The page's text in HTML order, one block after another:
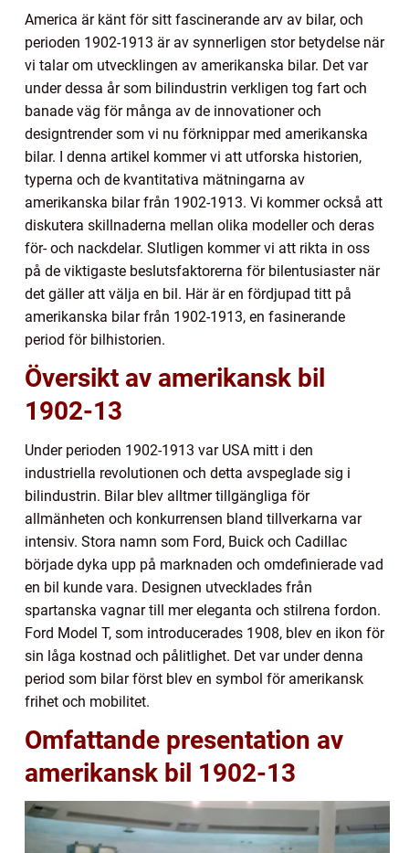
America är känt för sitt fascinerande arv av bilar, och
perioden 1902-1913 är av synnerligen stor betydelse när
vi talar om utvecklingen av amerikanska bilar. Det var
under dessa år som bilindustrin verkligen tog fart och
banade väg för många av de innovationer och
designtrender som vi nu förknippar med amerikanska
bilar. I denna artikel kommer vi att utforska historien,
typerna och de kvantitativa mätningarna av
amerikanska bilar från 1902-1913. Vi kommer också att
diskutera skillnaderna mellan olika modeller och deras
för- och nackdelar. Slutligen kommer vi att rikta in oss
på de viktigaste beslutsfaktorerna för bilentusiaster när
det gäller att välja en bil. Här är en fördjupad titt på
amerikanska bilar från 1902-1913, en fasinerande
period för bilhistorien.
Översikt av amerikansk bil
1902-13
Under perioden 1902-1913 var USA mitt i den
industriella revolutionen och detta avspeglade sig i
bilindustrin. Bilar blev alltmer tillgängliga för
allmänheten och konkurrensen bland tillverkarna var
intensiv. Stora namn som Ford, Buick och Cadillac
började dyka upp på marknaden och omdefinierade vad
en bil kunde vara. Designen utvecklades från
spartanska vagnar till mer eleganta och stilrena fordon.
Ford Model T, som introducerades 1908, blev en ikon för
sin låga kostnad och pålitlighet. Det var under denna
period som bilar först blev en symbol för amerikansk
frihet och mobilitet.
Omfattande presentation av
amerikansk bil 1902-13